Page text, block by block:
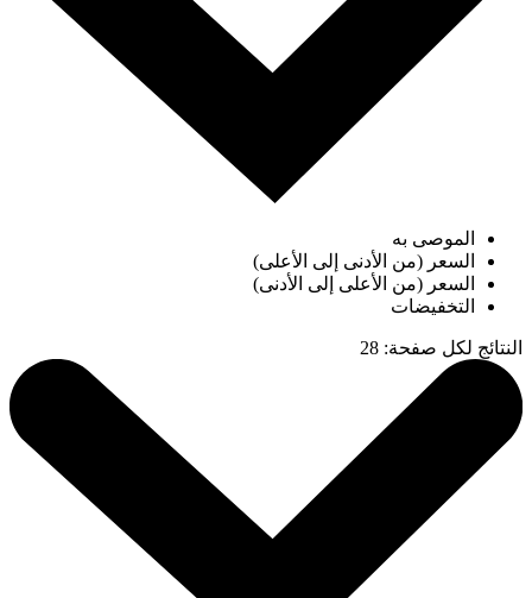
الموصى به
السعر (من الأدنى إلى الأعلى)
السعر (من الأعلى إلى الأدنى)
التخفيضات
النتائج لكل صفحة:
28